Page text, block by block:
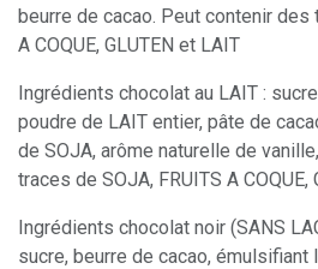
beurre de cacao. Peut contenir des
A COQUE, GLUTEN et LAIT
Ingrédients chocolat au LAIT :
poudre de LAIT entier, pâte de
de SOJA, arôme naturelle de
traces de SOJA, FRUITS A COQUE,
Ingrédients chocolat noir (SANS
sucre, beurre de cacao, émulsifiant